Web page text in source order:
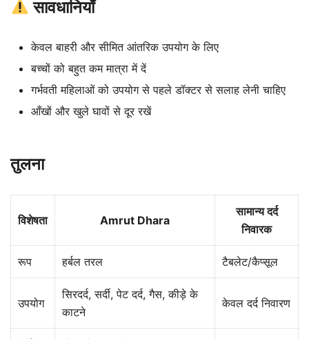
सावधानियाँ
केवल बाहरी और सीमित आंतरिक उपयोग के लिए
बच्चों को बहुत कम मात्रा में दें
गर्भवती महिलाओं को उपयोग से पहले डॉक्टर से सलाह लेनी चाहिए
आँखों और खुले घावों से दूर रखें
तुलना
विशेषता Amrut Dhara
सामान्य दर्द
निवारक
रूप हर्बल तरल टैबलेट/कैप्सूल
उपयोग
सिरदर्द, सर्दी, पेट दर्द, गैस, कीड़े के
काटने
केवल दर्द निवारण